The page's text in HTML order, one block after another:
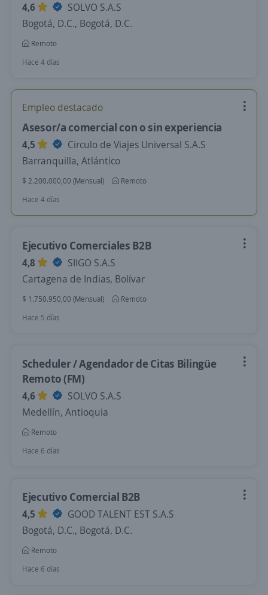
4,6
SOLVO S.A.S
Bogotá, D.C., Bogotá, D.C.
Remoto
Hace 4 días
Empleo destacado
Asesor/a comercial con o sin experiencia
4,5
Circulo de Viajes Universal S.A.S
Barranquilla, Atlántico
$ 2.200.000,00 (Mensual)
Remoto
Hace 4 días
Ejecutivo Comerciales B2B
4,8
SIIGO S.A.S
Cartagena de Indias, Bolívar
$ 1.750.950,00 (Mensual)
Remoto
Hace 5 días
Scheduler / Agendador de Citas Bilingüe
Remoto (FM)
4,6
SOLVO S.A.S
Medellín, Antioquia
Remoto
Hace 6 días
Ejecutivo Comercial B2B
4,5
GOOD TALENT EST S.A.S
Bogotá, D.C., Bogotá, D.C.
Remoto
Hace 6 días